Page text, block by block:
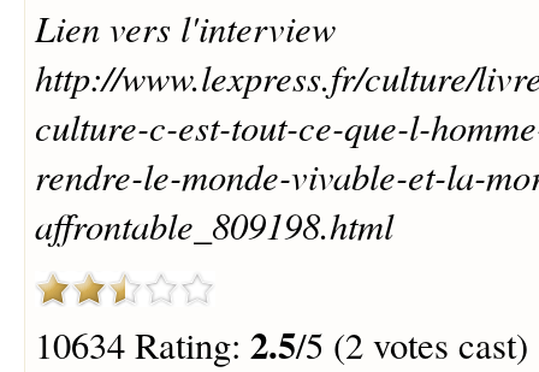
Lien vers l'interview
http://www.lexpress.fr/culture/
culture-c-est-tout-ce-que-l-
rendre-le-monde-vivable-et-la-
affrontable_809198.html
10634 Rating: 2.5/5 (2 votes cast)